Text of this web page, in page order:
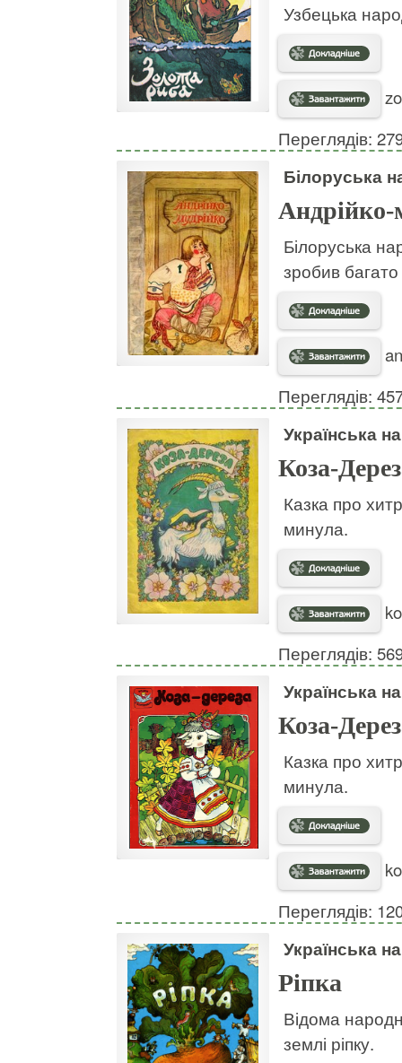
Узбецька
Переглядів:
Білоруська
Андрійко-
Білоруська
зробив
Переглядів:
Українська
Коза-
Казка про
минула.
Переглядів:
Українська
Коза-
Казка про
минула.
Переглядів:
Українська
Ріпка
Відома
землі ріпку.